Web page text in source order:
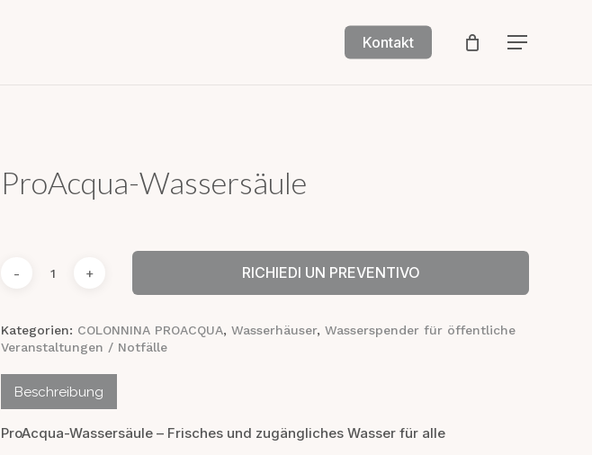
Kontakt Menu
ProAcqua-Wassersäule
RICHIEDI UN PREVENTIVO
Kategorien: COLONNINA PROACQUA, Wasserhäuser, Wasserspender für öffentliche
Veranstaltungen / Notfälle
Beschreibung
ProAcqua-Wassersäule – Frisches und zugängliches Wasser für alle